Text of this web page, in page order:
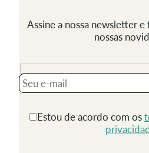
Assine a nossa newsletter
nossas
Estou de acordo com os